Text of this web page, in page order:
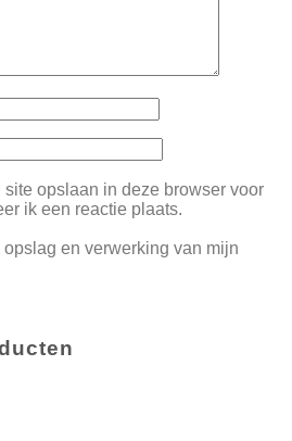
site opslaan in deze browser voor
ik een reactie plaats.
opslag en verwerking van mijn